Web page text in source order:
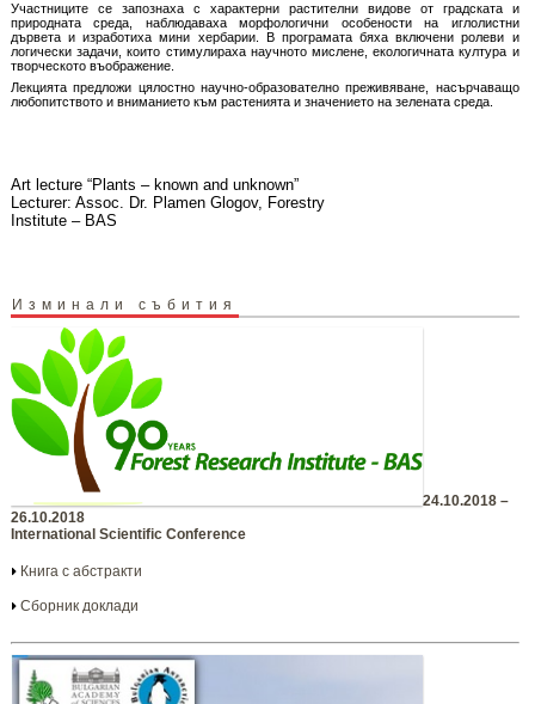
Участниците се запознаха с характерни растителни видове от градската и
природната среда, наблюдаваха морфологични особености на иглолистни
дървета и изработиха мини хербарии. В програмата бяха включени ролеви и
логически задачи, които стимулираха научното мислене, екологичната култура и
творческото въображение.
Лекцията предложи цялостно научно-образователно преживяване, насърчаващо
любопитството и вниманието към растенията и значението на зелената среда.
Art lecture “Plants – known and unknown”
Lecturer: Assoc. Dr. Plamen Glogov, Forestry
Institute – BAS
Изминали събития
24.10.2018 –
26.10.2018
International Scientific Conference
Книга с абстракти
Сборник доклади